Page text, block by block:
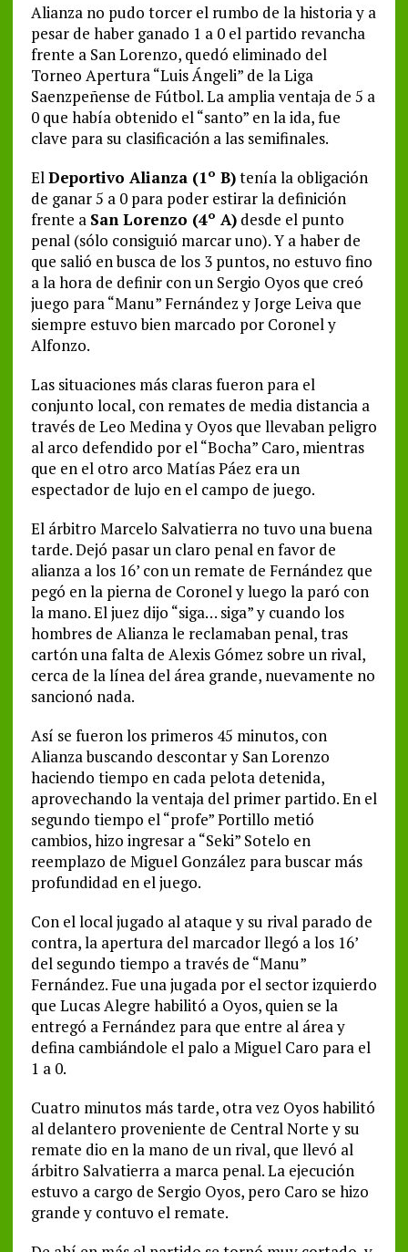
Alianza no pudo torcer el rumbo de la historia y a
pesar de haber ganado 1 a 0 el partido revancha
frente a San Lorenzo, quedó eliminado del
Torneo Apertura “Luis Ángeli” de la Liga
Saenzpeñense de Fútbol. La amplia ventaja de 5 a
0 que había obtenido el “santo” en la ida, fue
clave para su clasificación a las semifinales.
ElDeportivo Alianza (1º B)tenía la obligación
de ganar 5 a 0 para poder estirar la definición
frente a San Lorenzo (4º A)desde el punto
penal (sólo consiguió marcar uno). Y a haber de
que salió en busca de los 3 puntos, no estuvo fino
a la hora de definir con un Sergio Oyos que creó
juego para “Manu” Fernández y Jorge Leiva que
siempre estuvo bien marcado por Coronel y
Alfonzo.
Las situaciones más claras fueron para el
conjunto local, con remates de media distancia a
través de Leo Medina y Oyos que llevaban peligro
al arco defendido por el “Bocha” Caro, mientras
que en el otro arco Matías Páez era un
espectador de lujo en el campo de juego.
El árbitro Marcelo Salvatierra no tuvo una buena
tarde. Dejó pasar un claro penal en favor de
alianza a los 16’ con un remate de Fernández que
pegó en la pierna de Coronel y luego la paró con
la mano. El juez dijo “siga… siga” y cuando los
hombres de Alianza le reclamaban penal, tras
cartón una falta de Alexis Gómez sobre un rival,
cerca de la línea del área grande, nuevamente no
sancionó nada.
Así se fueron los primeros 45 minutos, con
Alianza buscando descontar y San Lorenzo
haciendo tiempo en cada pelota detenida,
aprovechando la ventaja del primer partido. En el
segundo tiempo el “profe” Portillo metió
cambios, hizo ingresar a “Seki” Sotelo en
reemplazo de Miguel González para buscar más
profundidad en el juego.
Con el local jugado al ataque y su rival parado de
contra, la apertura del marcador llegó a los 16’
del segundo tiempo a través de “Manu”
Fernández. Fue una jugada por el sector izquierdo
que Lucas Alegre habilitó a Oyos, quien se la
entregó a Fernández para que entre al área y
defina cambiándole el palo a Miguel Caro para el
1 a 0.
Cuatro minutos más tarde, otra vez Oyos habilitó
al delantero proveniente de Central Norte y su
remate dio en la mano de un rival, que llevó al
árbitro Salvatierra a marca penal. La ejecución
estuvo a cargo de Sergio Oyos, pero Caro se hizo
grande y contuvo el remate.